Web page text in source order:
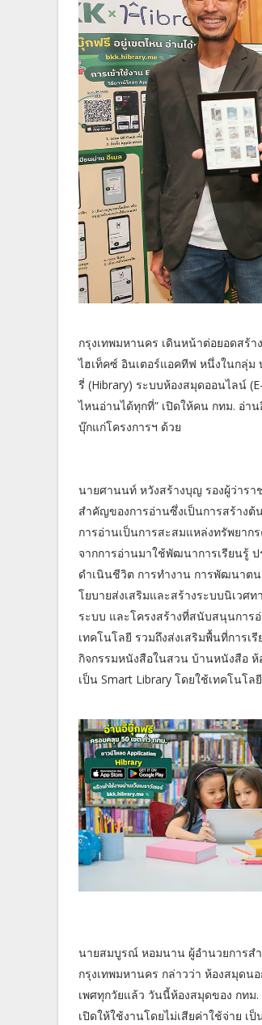
กรุงเทพมหานคร เดินหน้าต่อยอดสร้า
ไฮเท็คซ์ อินเตอร์แอคทีฟ หนึ่งในกลุ่
รี่ (Hibrary) ระบบห้องสมุดออนไลน์
ไหนอ่านได้ทุกที่” เปิดให้คน กทม. อ่
บุ๊กแก่โครงการฯ ด้วย
นายศานนท์ หวังสร้างบุญ รองผู้ว่ารา
สำคัญของการอ่านซึ่งเป็นการสร้าง
การอ่านเป็นการสะสมแหล่งทรัพยา
จากการอ่านมาใช้พัฒนาการเรียนรู้
ดำเนินชีวิต การทำงาน การพัฒนาต
โยบายส่งเสริมและสร้างระบบนิเวศ
ระบบ และโครงสร้างที่สนับสนุนการ
เทคโนโลยี รวมถึงส่งเสริมพื้นที่การเ
กิจกรรมหนังสือในสวน บ้านหนังสือ
เป็น Smart Library โดยใช้เทคโนโล
นายสมบูรณ์ หอมนาน ผู้อำนวยการส
กรุงเทพมหานคร กล่าวว่า ห้องสมุดน
เพศทุกวัยแล้ว วันนี้ห้องสมุดของ กทม.
เปิดให้ใช้งานโดยไม่เสียค่าใช้จ่าย เ